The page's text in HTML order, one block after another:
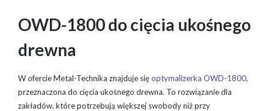
OWD-1800 do cięcia ukośnego
drewna
W ofercie Metal-Technika znajduje sięoptymalizerka OWD-1800,
przeznaczona do cięcia ukośnego drewna. To rozwiązanie dla
zakładów, które potrzebują większej swobody niż przy